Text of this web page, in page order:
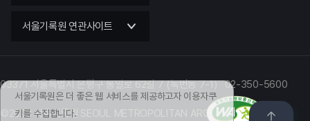
서울기록원은 더 좋은 웹 서비스를 제공하고자 이용자쿠
키를 수집합니다.
서울기록원 연관사이트
03371 서울특별시 은평구 통일로 62길 7 (녹번동 7-1) 02-350-5600
©2023 서울기록원 SEOUL METROPOLITAN ARCHIVES